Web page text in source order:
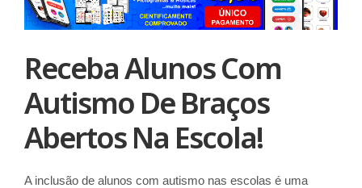
Receba Alunos Com
Autismo De Braços
Abertos Na Escola!
A inclusão de alunos com autismo nas escolas é uma